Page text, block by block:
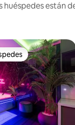
huéspedes están